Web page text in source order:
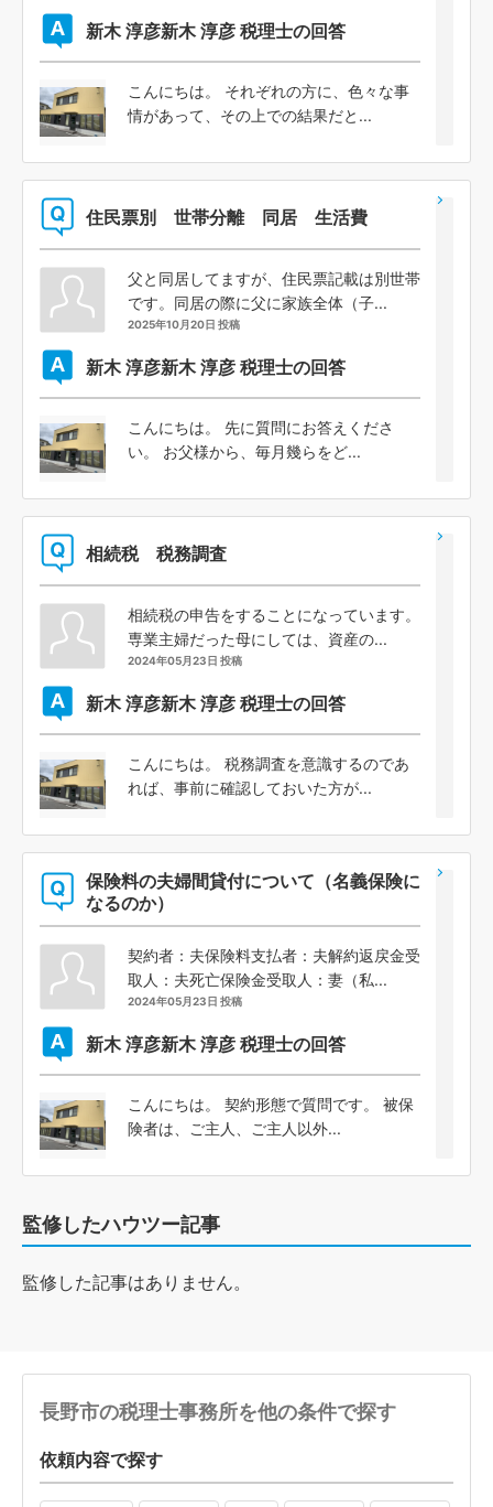
新木 淳彦新木 淳彦 税理士の回答
こんにちは。 それぞれの方に、色々な事
情があって、その上での結果だと...
住民票別 世帯分離 同居 生活費
父と同居してますが、住民票記載は別世帯
です。同居の際に父に家族全体（子...
2025年10月20日 投稿
新木 淳彦新木 淳彦 税理士の回答
こんにちは。 先に質問にお答えくださ
い。 お父様から、毎月幾らをど...
相続税 税務調査
相続税の申告をすることになっています。
専業主婦だった母にしては、資産の...
2024年05月23日 投稿
新木 淳彦新木 淳彦 税理士の回答
こんにちは。 税務調査を意識するのであ
れば、事前に確認しておいた方が...
保険料の夫婦間貸付について（名義保険に
なるのか）
契約者：夫保険料支払者：夫解約返戻金受
取人：夫死亡保険金受取人：妻（私...
2024年05月23日 投稿
新木 淳彦新木 淳彦 税理士の回答
こんにちは。 契約形態で質問です。 被保
険者は、ご主人、ご主人以外...
監修したハウツー記事
監修した記事はありません。
長野市の税理士事務所を他の条件で探す
依頼内容で探す